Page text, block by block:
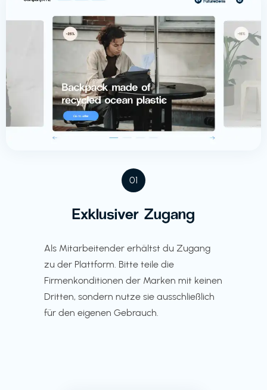
01
Exklusiver Zugang
Als Mitarbeitender erhältst du Zugang
zu der Plattform. Bitte teile die
Firmenkonditionen der Marken mit keinen
Dritten, sondern nutze sie ausschließlich
für den eigenen Gebrauch.